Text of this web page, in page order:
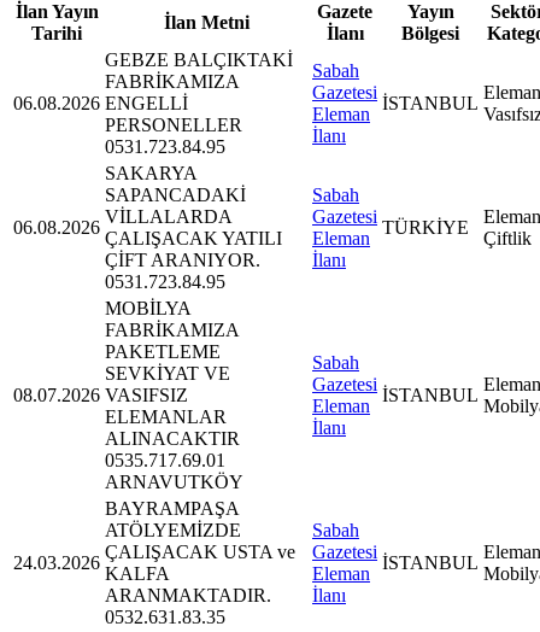
İlan Yayın
Tarihi
İlan Metni
Gazete
İlanı
Yayın
Bölgesi
06.08.2026
GEBZE BALÇIKTAKİ
FABRİKAMIZA
ENGELLİ
PERSONELLER
0531.723.84.95
Sabah
Gazetesi
Eleman
İlanı
İSTANBUL
06.08.2026
SAKARYA
SAPANCADAKİ
VİLLALARDA
ÇALIŞACAK YATILI
ÇİFT ARANIYOR.
0531.723.84.95
Sabah
Gazetesi
Eleman
İlanı
TÜRKİYE
Çiftlik
08.07.2026
MOBİLYA
FABRİKAMIZA
PAKETLEME
SEVKİYAT VE
VASIFSIZ
ELEMANLAR
ALINACAKTIR
0535.717.69.01
ARNAVUTKÖY
Sabah
Gazetesi
Eleman
İlanı
İSTANBUL
24.03.2026
BAYRAMPAŞA
ATÖLYEMİZDE
ÇALIŞACAK USTA ve
KALFA
ARANMAKTADIR.
0532.631.83.35
Sabah
Gazetesi
Eleman
İlanı
İSTANBUL